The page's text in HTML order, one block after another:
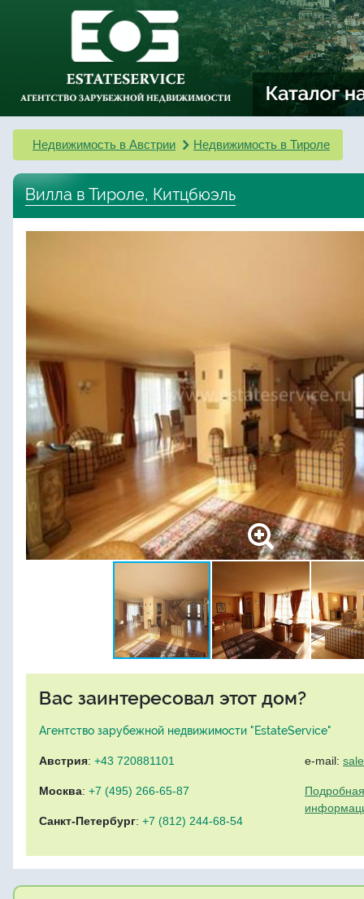
Недвижимость в Австрии Недвижимость в Тироле
Вилла в Тироле, Китцбюэль
Вас заинтересовал этот дом?
Агентство зарубежной недвижимости "EstateService"
Австрия: +43 720881101
Москва: +7 (495) 266-65-87
Санкт-Петербург: +7 (812) 244-68-54
e-mail: